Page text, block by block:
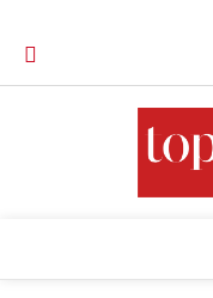
Verkaufsstellen
Kontakt, Impressum